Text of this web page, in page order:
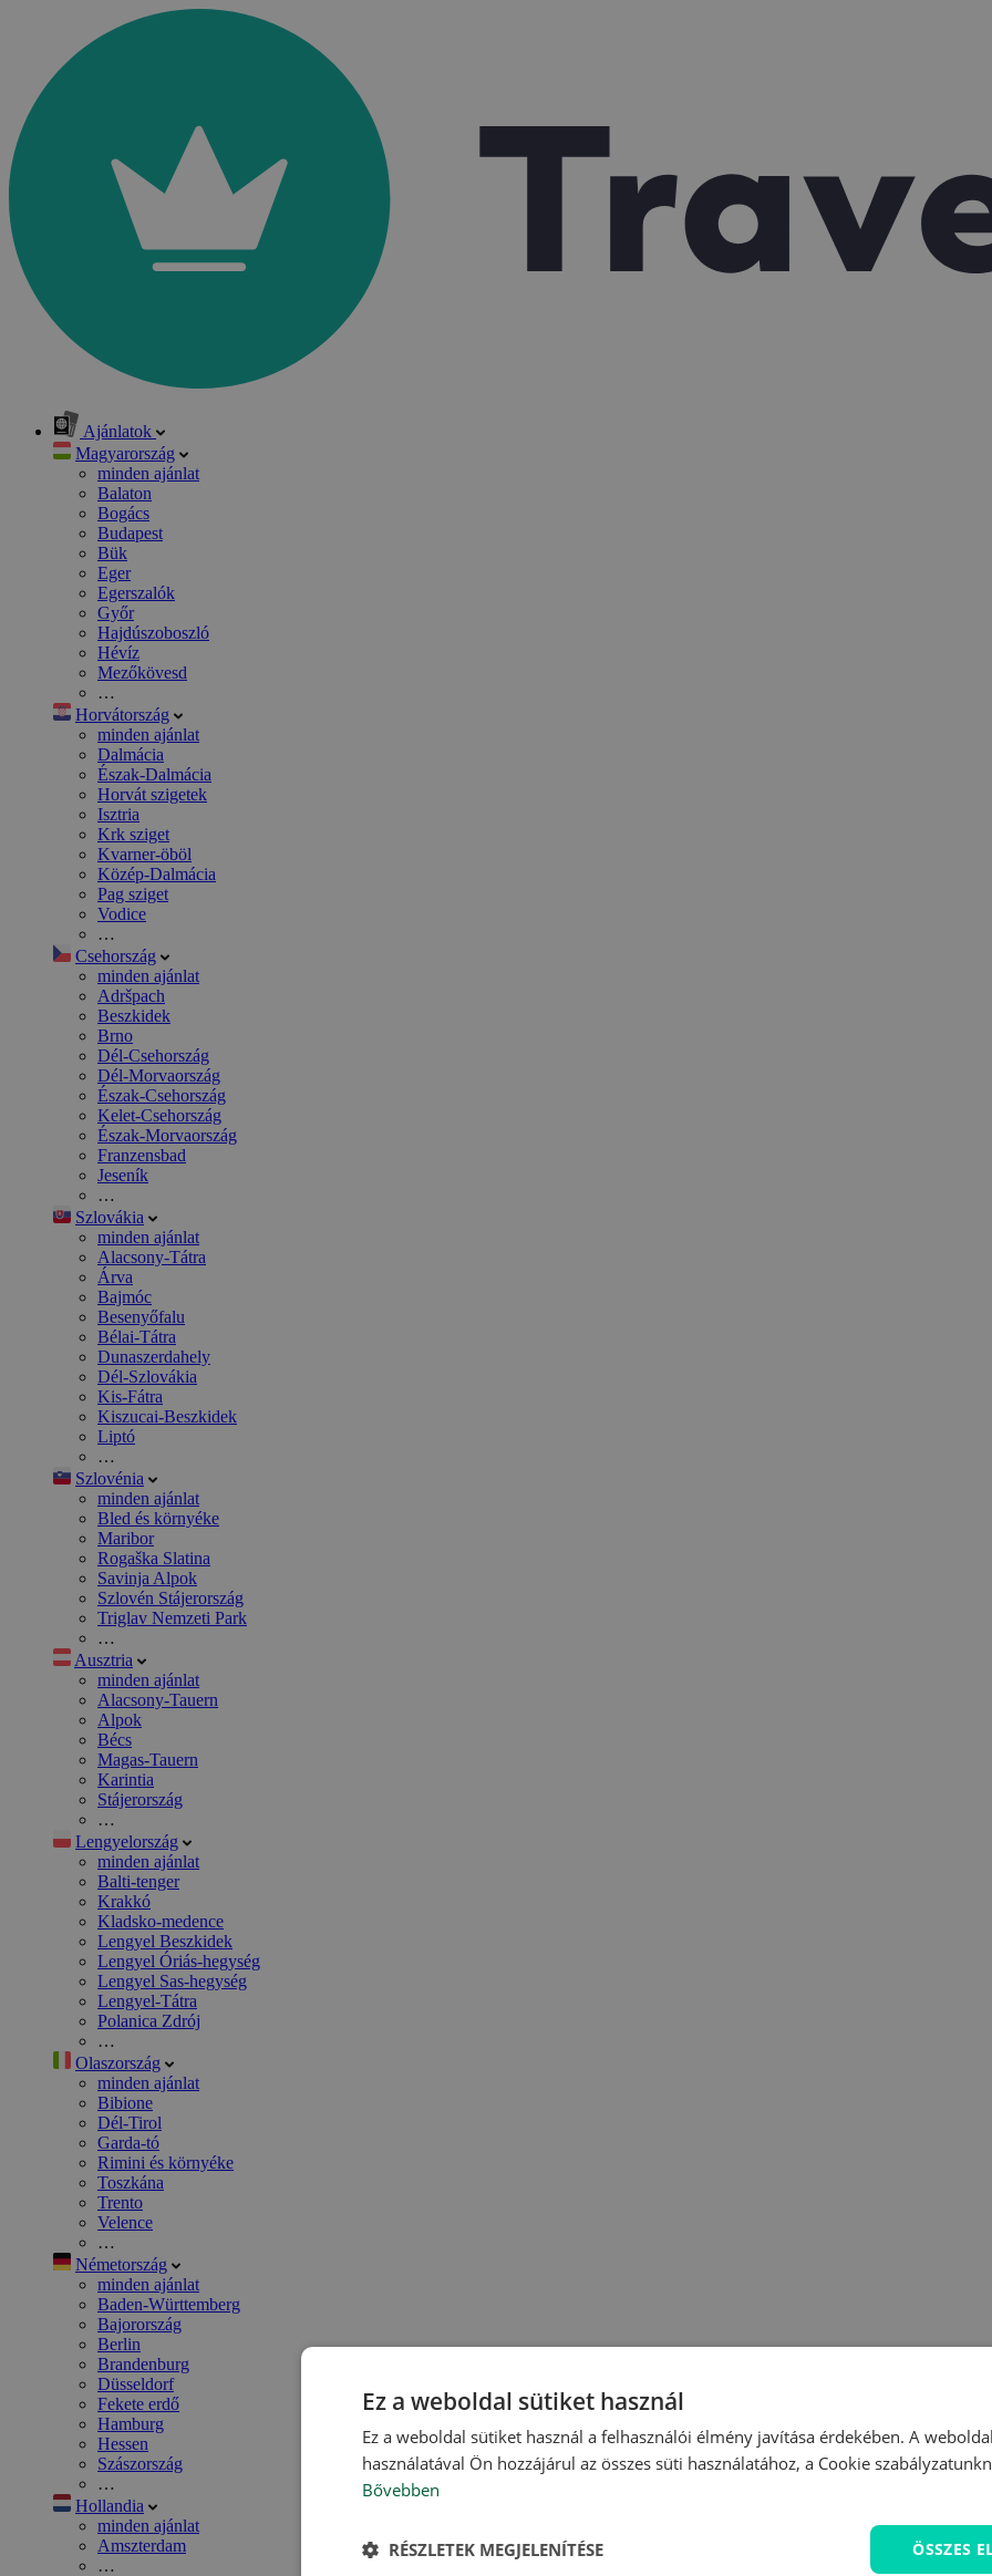
Ajánlatok
Magyarország
minden ajánlat
Balaton
Bogács
Budapest
Bük
Eger
Egerszalók
Győr
Hajdúszoboszló
Hévíz
Mezőkövesd
…
Horvátország
minden ajánlat
Dalmácia
Észak-Dalmácia
Horvát szigetek
Isztria
Krk sziget
Kvarner-öböl
Közép-Dalmácia
Pag sziget
Vodice
…
Csehország
minden ajánlat
Adršpach
Beszkidek
Brno
Dél-Csehország
Dél-Morvaország
Észak-Csehország
Kelet-Csehország
Észak-Morvaország
Franzensbad
Jeseník
…
Szlovákia
minden ajánlat
Alacsony-Tátra
Árva
Bajmóc
Besenyőfalu
Bélai-Tátra
Dunaszerdahely
Dél-Szlovákia
Kis-Fátra
Kiszucai-Beszkidek
Liptó
…
Szlovénia
minden ajánlat
Bled és környéke
Maribor
Rogaška Slatina
Savinja Alpok
Szlovén Stájerország
Triglav Nemzeti Park
…
Ausztria
minden ajánlat
Alacsony-Tauern
Alpok
Bécs
Magas-Tauern
Karintia
Stájerország
…
Lengyelország
minden ajánlat
Balti-tenger
Krakkó
Kladsko-medence
Lengyel Beszkidek
Lengyel Óriás-hegység
Lengyel Sas-hegység
Lengyel-Tátra
Polanica Zdrój
…
Olaszország
minden ajánlat
Bibione
Dél-Tirol
Garda-tó
Rimini és környéke
Toszkána
Trento
Velence
…
Németország
minden ajánlat
Baden-Württemberg
Bajorország
Berlin
Brandenburg
Düsseldorf
Fekete erdő
Hamburg
Hessen
Szászország
…
Hollandia
minden ajánlat
Amszterdam
…
Ez a weboldal sütiket használ
Ez a weboldal sütiket használ a felhasználói élmény javítása érdekében. A
használatával Ön hozzájárul az összes süti használatához, a Cookie
Bővebben
ÖSSZES
RÉSZLETEK MEGJELENÍTÉSE